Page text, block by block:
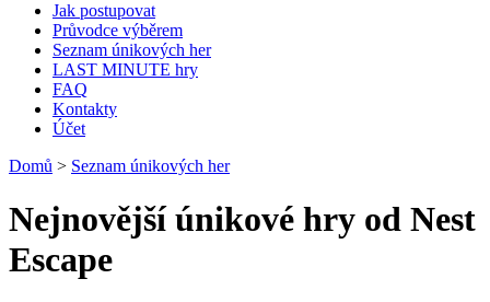
Jak postupovat
Průvodce výběrem
Seznam únikových her
LAST MINUTE hry
FAQ
Kontakty
Účet
Domů > Seznam únikových her
Nejnovější únikové hry od Nest
Escape